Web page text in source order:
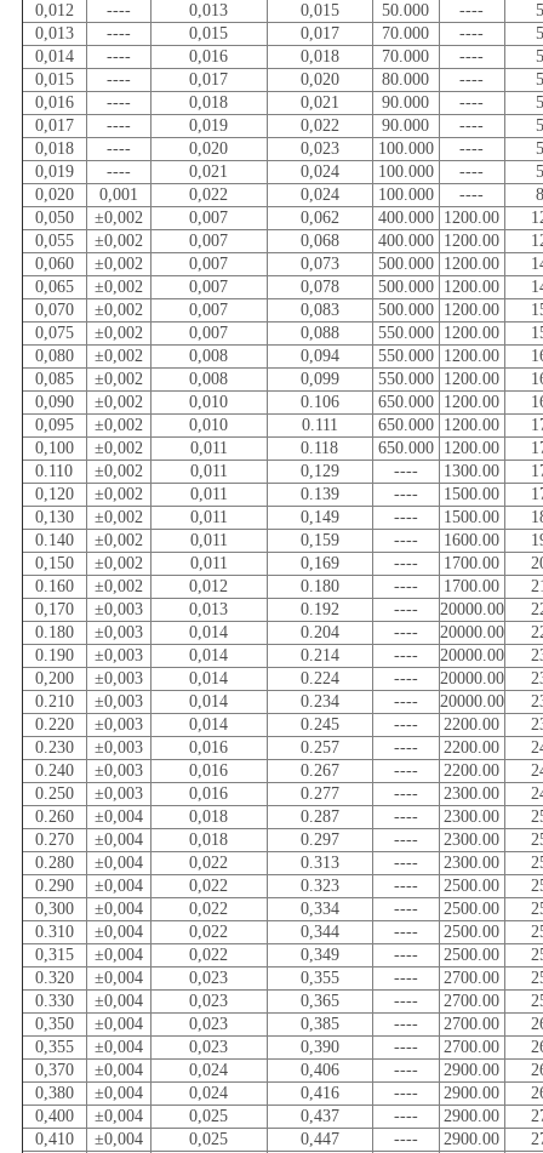
0,012 ---- 0,013 0,015 50.000 ----
0,013
---- 0,015 0,017 70.000 ----
0,014
---- 0,016 0,018 70.000 ----
0,015
---- 0,017 0,020 80.000 ----
0,016
---- 0,018 0,021 90.000 ----
0,017
---- 0,019 0,022 90.000 ----
0,018
---- 0,020 0,023 100.000 ----
0,019
---- 0,021 0,024 100.000 ----
0,020
0,001 0,022 0,024 100.000 ----
0,050
±0,002 0,007 0,062 400.000 1200.00
0,055
±0,002 0,007 0,068 400.000 1200.00
0,060
±0,002 0,007 0,073 500.000 1200.00
0,065
±0,002 0,007 0,078 500.000 1200.00
0,070
±0,002 0,007 0,083 500.000 1200.00
0,075
±0,002 0,007 0,088 550.000 1200.00
0,080
±0,002 0,008 0,094 550.000 1200.00
0,085
±0,002 0,008 0,099 550.000 1200.00
0,090
±0,002 0,010 0.106 650.000 1200.00
0,095
±0,002 0,010 0.111 650.000 1200.00
0,100
±0,002 0,011 0.118 650.000 1200.00
0.110
±0,002 0,011 0,129 ---- 1300.00
0,120
±0,002 0,011 0.139 ---- 1500.00
0,130
±0,002 0,011 0,149 ---- 1500.00
0.140
±0,002 0,011 0,159 ---- 1600.00
0,150
±0,002 0,011 0,169 ---- 1700.00
0.160
±0,002 0,012 0.180 ---- 1700.00
0,170
±0,003 0,013 0.192 ---- 20000.00
0.180
±0,003 0,014 0.204 ---- 20000.00
0.190
±0,003 0,014 0.214 ---- 20000.00
0,200
±0,003 0,014 0.224 ---- 20000.00
0.210
±0,003 0,014 0.234 ---- 20000.00
0.220
±0,003 0,014 0.245 ---- 2200.00
0.230
±0,003 0,016 0.257 ---- 2200.00
0.240
±0,003 0,016 0.267 ---- 2200.00
0.250
±0,003 0,016 0.277 ---- 2300.00
0.260
±0,004 0,018 0.287 ---- 2300.00
0.270
±0,004 0,018 0.297 ---- 2300.00
0.280
±0,004 0,022 0.313 ---- 2300.00
0.290
±0,004 0,022 0.323 ---- 2500.00
0,300
±0,004 0,022 0,334 ---- 2500.00
0.310
±0,004 0,022 0,344 ---- 2500.00
0,315
±0,004 0,022 0,349 ---- 2500.00
0.320
±0,004 0,023 0,355 ---- 2700.00
0.330
±0,004 0,023 0,365 ---- 2700.00
0,350
±0,004 0,023 0,385 ---- 2700.00
0,355
±0,004 0,023 0,390 ---- 2700.00
0,370
±0,004 0,024 0,406 ---- 2900.00
0,380
±0,004 0,024 0,416 ---- 2900.00
0,400
±0,004 0,025 0,437 ---- 2900.00
0,410
±0,004 0,025 0,447 ---- 2900.00